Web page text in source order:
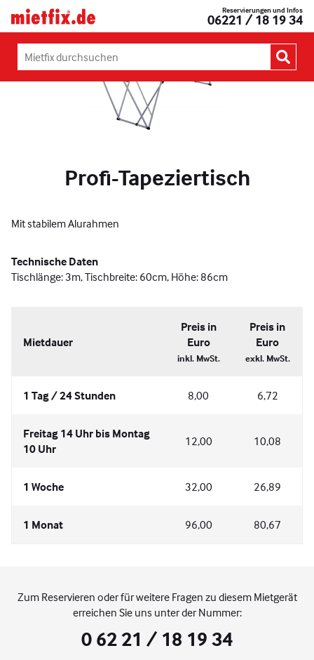
Inhalt
Mietfix®
Geräte
Maschinen
mieten
in
Reservierungen und Infos
06221 / 18 19 34
durchsuchen:
Profi-Tapeziertisch
Mit stabilem Alurahmen
Technische Daten
Tischlänge: 3m, Tischbreite: 60cm, Höhe: 86cm
Mietdauer
Preis in
Euro
inkl. MwSt.
Preis in
Euro
exkl. MwSt.
1 Tag / 24 Stunden 8,00 6,72
Freitag 14 Uhr bis Montag
10 Uhr
12,00 10,08
1 Woche 32,00 26,89
1 Monat 96,00 80,67
Zum Reservieren oder für weitere Fragen zu diesem Mietgerät
erreichen Sie uns unter der Nummer:
0 62 21 / 18 19 34